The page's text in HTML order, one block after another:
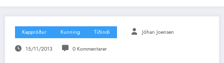
Kappróður Kunning Tíðindi Jóhan Joensen
15/11/2013 0 Kommentarer